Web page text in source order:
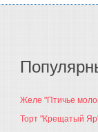
Желе "Птичье
Торт "Крещатый